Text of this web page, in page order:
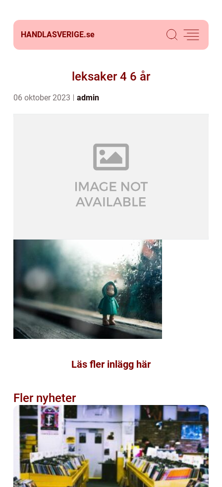
HANDLASVERIGE.se
leksaker 4 6 år
06 oktober 2023 admin
Läs fler inlägg här
Fler nyheter